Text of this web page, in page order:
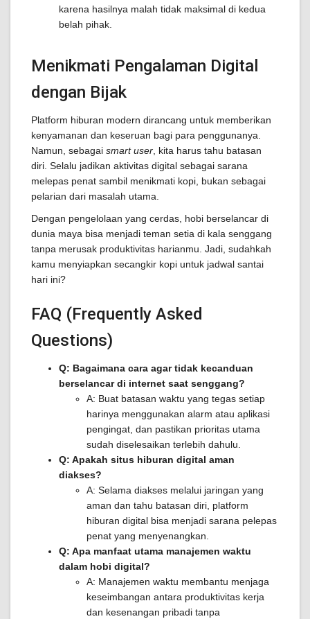
karena hasilnya malah tidak maksimal di kedua
belah pihak.
Menikmati Pengalaman Digital
dengan Bijak
Platform hiburan modern dirancang untuk memberikan
kenyamanan dan keseruan bagi para penggunanya.
Namun, sebagai smart user , kita harus tahu batasan
diri. Selalu jadikan aktivitas digital sebagai sarana
melepas penat sambil menikmati kopi, bukan sebagai
pelarian dari masalah utama.
Dengan pengelolaan yang cerdas, hobi berselancar di
dunia maya bisa menjadi teman setia di kala senggang
tanpa merusak produktivitas harianmu. Jadi, sudahkah
kamu menyiapkan secangkir kopi untuk jadwal santai
hari ini?
FAQ (Frequently Asked
Questions)
Q: Bagaimana cara agar tidak kecanduan
berselancar di internet saat senggang?
A: Buat batasan waktu yang tegas setiap
harinya menggunakan alarm atau aplikasi
pengingat, dan pastikan prioritas utama
sudah diselesaikan terlebih dahulu.
Q: Apakah situs hiburan digital aman
diakses?
A: Selama diakses melalui jaringan yang
aman dan tahu batasan diri, platform
hiburan digital bisa menjadi sarana pelepas
penat yang menyenangkan.
Q: Apa manfaat utama manajemen waktu
dalam hobi digital?
A: Manajemen waktu membantu menjaga
keseimbangan antara produktivitas kerja
dan kesenangan pribadi tanpa